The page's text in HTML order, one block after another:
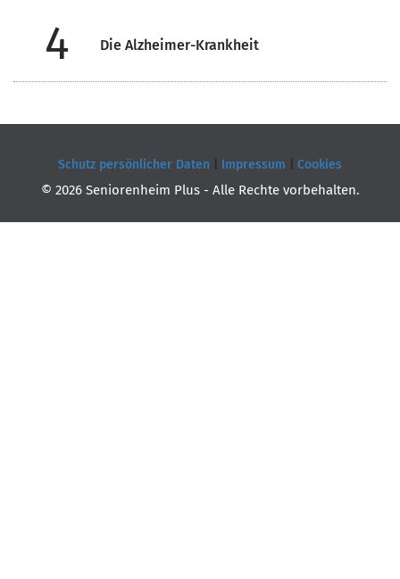
4 Die Alzheimer-Krankheit
Schutz persönlicher Daten Impressum Cookies
© 2026 Seniorenheim Plus - Alle Rechte vorbehalten.